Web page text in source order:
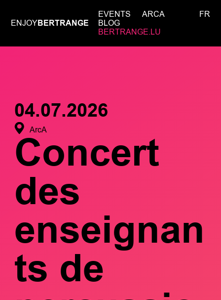
ENJOYBERTRANGE
EVENTS
ARCA
BLOG
BERTRANGE.LU
FR
04.07.2026
ArcA
Concert
des
enseignan
ts de